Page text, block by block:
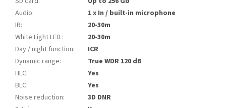
Audio:
1 x In / built-in microphone
IR:
20-30m
White Light LED :
20-30m
Day / night function:
ICR
Dynamic range:
True WDR 120 dB
HLC:
Yes
BLC:
Yes
Noise reduction:
3D DNR